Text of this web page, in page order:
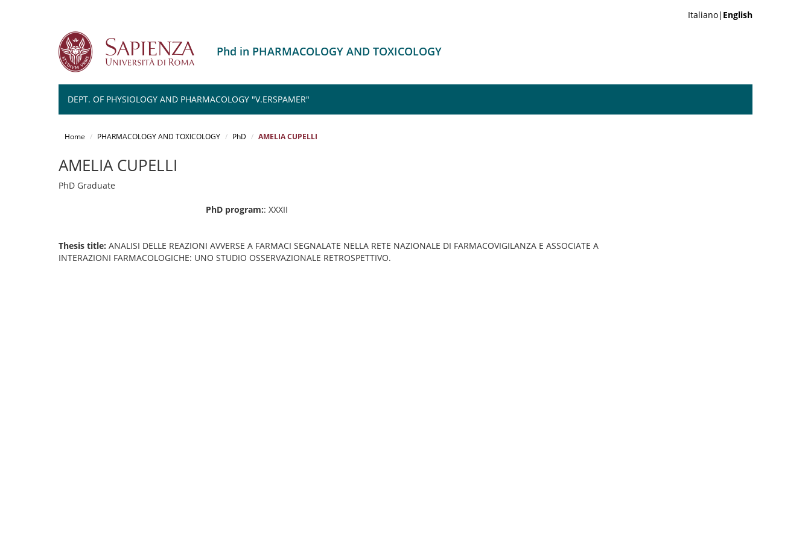
Italiano| English
Phd in PHARMACOLOGY AND TOXICOLOGY
DEPT. OF PHYSIOLOGY AND PHARMACOLOGY "V.ERSPAMER"
Home PHARMACOLOGY AND TOXICOLOGY PhD AMELIA CUPELLI
AMELIA CUPELLI
PhD Graduate
PhD program:: XXXII
Thesis title: ANALISI DELLE REAZIONI AVVERSE A FARMACI SEGNALATE NELLA RETE NAZIONALE DI FARMACOVIGILANZA E ASSOCIATE A
INTERAZIONI FARMACOLOGICHE: UNO STUDIO OSSERVAZIONALE RETROSPETTIVO.